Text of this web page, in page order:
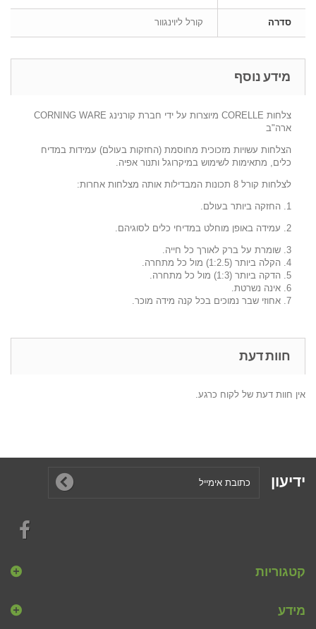
סדרה קורל ליוינגוור
מידע נוסף
צלחות CORELLE מיוצרות על ידי חברת קורנינג CORNING WARE
ארה"ב
הצלחות עשויות מזכוכית מחוסמת (החזקות בעולם) עמידות במדיח
כלים, מתאימות לשימוש במיקרוגל ותנור אפיה.
לצלחות קורל 8 תכונות המבדילות אותה מצלחות אחרות:
1. החזקה ביותר בעולם.
2. עמידה באופן מוחלט במדיחי כלים לסוגיהם.
3. שומרת על ברק לאורך כל חייה.
4. הקלה ביותר (1:2.5) מול כל מתחרה.
5. הדקה ביותר (1:3) מול כל מתחרה.
6. אינה נשרטת.
7. אחוזי שבר נמוכים בכל קנה מידה מוכר.
חוות דעת
אין חוות דעת של לקוח כרגע.
ידיעון
קטגוריות
מידע